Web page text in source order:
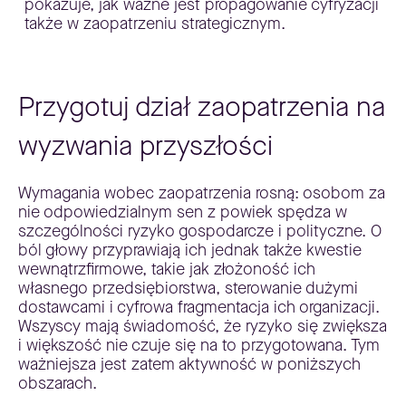
pokazuje, jak ważne jest propagowanie cyfryzacji
także w zaopatrzeniu strategicznym.
Przygotuj dział zaopatrzenia na
wyzwania przyszłości
Wymagania wobec zaopatrzenia rosną: osobom za
nie odpowiedzialnym sen z powiek spędza w
szczególności ryzyko gospodarcze i polityczne. O
ból głowy przyprawiają ich jednak także kwestie
wewnątrzfirmowe, takie jak złożoność ich
własnego przedsiębiorstwa, sterowanie dużymi
dostawcami i cyfrowa fragmentacja ich organizacji.
Wszyscy mają świadomość, że ryzyko się zwiększa
i większość nie czuje się na to przygotowana. Tym
ważniejsza jest zatem aktywność w poniższych
obszarach.